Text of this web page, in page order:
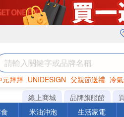
元拜拜 UNIDESIGN 父親節送禮 冷
巧克力 罐頭 衛生紙
線上商城 品牌旗艦館
米油沖泡 生活家電